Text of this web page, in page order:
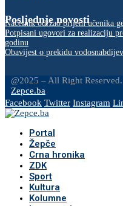
Posljednje novosti
Načelnik održao prijem učenika
Potpisani ugovori za realizaciju
godinu
Obavijest o prekidu
@2025 – All Right
Zepce.ba
Facebook Twitter Instagram
Portal
Žepče
Crna hronika
ZDK
Sport
Kultura
Kolumne